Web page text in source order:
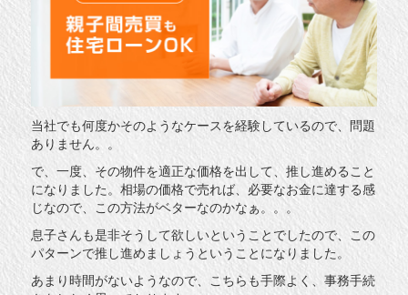
当社でも何度かそのようなケースを経験しているので、問題
ありません。。
で、一度、その物件を適正な価格を出して、推し進めること
になりました。相場の価格で売れば、必要なお金に達する感
じなので、この方法がベターなのかなぁ。。。
息子さんも是非そうして欲しいということでしたので、この
パターンで推し進めましょうということになりました。
あまり時間がないようなので、こちらも手際よく、事務手続